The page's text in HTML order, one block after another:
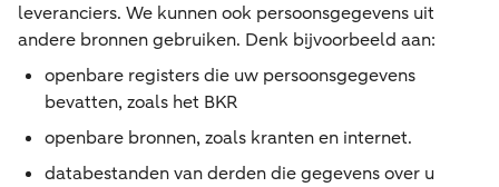
leveranciers. We kunnen ook persoonsgegevens uit
andere bronnen gebruiken. Denk bijvoorbeeld aan:
openbare registers die uw persoonsgegevens
bevatten, zoals het BKR
openbare bronnen, zoals kranten en internet.
databestanden van derden die gegevens over u